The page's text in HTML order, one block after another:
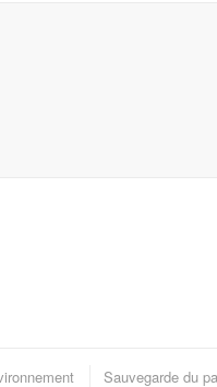
Sauvegarde du